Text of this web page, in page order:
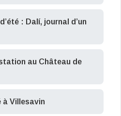
: Dalí, journal d’un
au Château de
à Villesavin